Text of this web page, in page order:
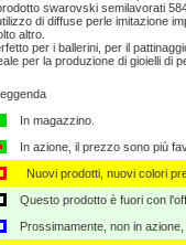
swarovski semilavorati
di diffuse perle imitazione
altro.
per i ballerini, per il
per la produzione di gioielli di
In magazzino.
In azione, il prezzo sono più
Nuovi prodotti, nuovi colori
Questo prodotto è fuori con
Prossimamente, non in